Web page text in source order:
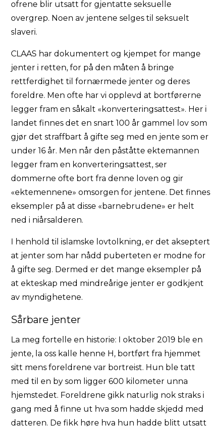
ofrene blir utsatt for gjentatte seksuelle
overgrep. Noen av jentene selges til seksuelt
slaveri.
CLAAS har dokumentert og kjempet for mange
jenter i retten, for på den måten å bringe
rettferdighet til fornærmede jenter og deres
foreldre. Men ofte har vi opplevd at bortførerne
legger fram en såkalt «konverteringsattest». Her i
landet finnes det en snart 100 år gammel lov som
gjør det straffbart å gifte seg med en jente som er
under 16 år. Men når den påståtte ektemannen
legger fram en konverteringsattest, ser
dommerne ofte bort fra denne loven og gir
«ektemennene» omsorgen for jentene. Det finnes
eksempler på at disse «barnebrudene» er helt
ned i niårsalderen.
I henhold til islamske lovtolkning, er det akseptert
at jenter som har nådd puberteten er modne for
å gifte seg. Dermed er det mange eksempler på
at ekteskap med mindreårige jenter er godkjent
av myndighetene.
Sårbare jenter
La meg fortelle en historie: I oktober 2019 ble en
jente, la oss kalle henne H, bortført fra hjemmet
sitt mens foreldrene var bortreist. Hun ble tatt
med til en by som ligger 600 kilometer unna
hjemstedet. Foreldrene gikk naturlig nok straks i
gang med å finne ut hva som hadde skjedd med
datteren. De fikk høre hva hun hadde blitt utsatt